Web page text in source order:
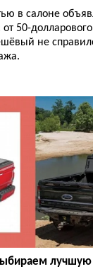
в салоне
50-
не
лучшую